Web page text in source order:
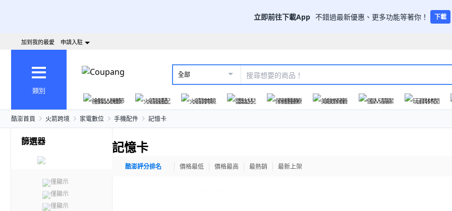
立即前往下載App 不錯過最新優惠、更多功能等著你！ 下載
加到我的最愛 申請入駐
類別
全部
爸氣父親節 火箭速配 火箭跨境 嬰幼兒 保健醫療 美妝保養 個人清潔 玩具休閒
酷澎首頁 火箭跨境 家電數位 手機配件 記憶卡
篩選器
僅顯示
僅顯示
僅顯示
記憶卡
酷澎評分排名 價格最低 價格最高 最熱銷 最新上架